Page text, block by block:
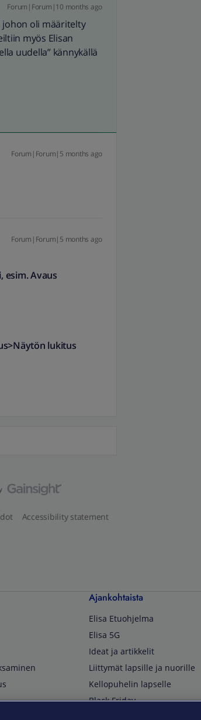
Forum|Forum|10 months ago
johon oli määritelty
myös Elisan
uudella” kännykällä
Forum|Forum|5 months ago
Forum|Forum|5 months ago
esim. Avaus
lukitus
Accessibility statement
Ajankohtaista
Elisa Etuohjelma
Elisa 5G
Ideat ja artikkelit
Liittymät lapsille ja nuorille
Kellopuhelin lapselle
Black Friday